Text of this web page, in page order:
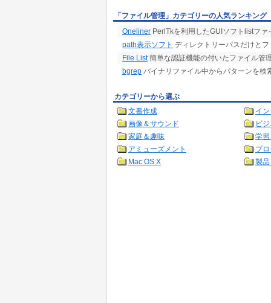
「ファイル管理」カテゴリーの人気ランキング
Oneliner PerlTkを利用したGUIソフトlistフ
path表示ソフト ディレクトリーパスだけと
File List簡単な認証機能の付いたファイル管
bgrep バイナリファイル中からパターンを検
カテゴリーから選ぶ
文書作成
イ
画像＆サウンド
ビ
家庭＆趣味
学
アミューズメント
プ
Mac OS X
製